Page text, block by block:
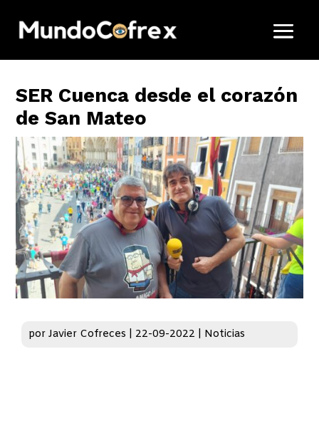
SER Cuenca desde el corazón
de San Mateo
porJavier Cofreces 22-09-2022 Noticias